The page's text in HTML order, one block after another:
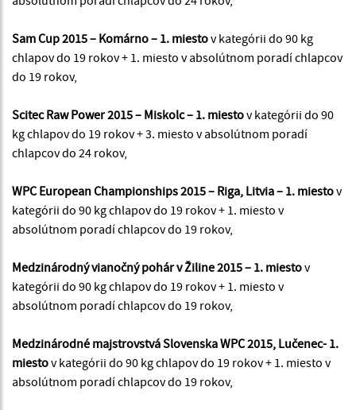
Sam Cup 2015 – Komárno – 1. miestov kategórii do 90 kg
chlapov do 19 rokov + 1. miesto v absolútnom poradí chlapcov
do 19 rokov,
Scitec Raw Power 2015 – Miskolc – 1. miestov kategórii do 90
kg chlapov do 19 rokov + 3. miesto v absolútnom poradí
chlapcov do 24 rokov,
WPC European Championships 2015 – Riga, Litvia – 1. miestov
kategórii do 90 kg chlapov do 19 rokov + 1. miesto v
absolútnom poradí chlapcov do 19 rokov,
Medzinárodný vianočný pohár v Žiline 2015 – 1. miestov
kategórii do 90 kg chlapov do 19 rokov + 1. miesto v
absolútnom poradí chlapcov do 19 rokov,
Medzinárodné majstrovstvá Slovenska WPC 2015, Lučenec- 1.
miestov kategórii do 90 kg chlapov do 19 rokov + 1. miesto v
absolútnom poradí chlapcov do 19 rokov,